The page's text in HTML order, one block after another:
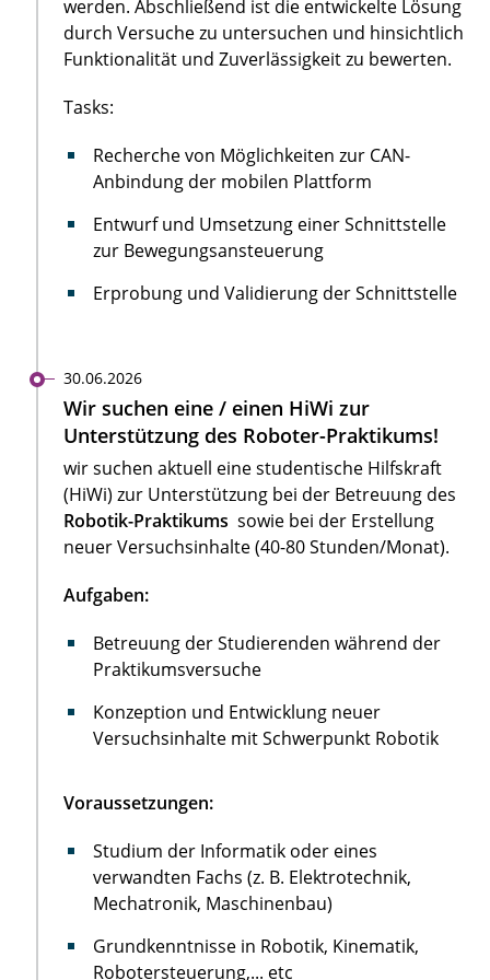
werden. Abschließend ist die entwickelte Lösung
durch Versuche zu untersuchen und hinsichtlich
Funktionalität und Zuverlässigkeit zu bewerten.
Tasks:
Recherche von Möglichkeiten zur CAN-
Anbindung der mobilen Plattform
Entwurf und Umsetzung einer Schnittstelle
zur Bewegungsansteuerung
Erprobung und Validierung der Schnittstelle
30.06.2026
Wir suchen eine / einen HiWi zur
Unterstützung des Roboter-Praktikums!
wir suchen aktuell eine studentische Hilfskraft
(HiWi) zur Unterstützung bei der Betreuung des
Robotik-Praktikums sowie bei der Erstellung
neuer Versuchsinhalte (40-80 Stunden/Monat).
Aufgaben:
Betreuung der Studierenden während der
Praktikumsversuche
Konzeption und Entwicklung neuer
Versuchsinhalte mit Schwerpunkt Robotik
Voraussetzungen:
Studium der Informatik oder eines
verwandten Fachs (z. B. Elektrotechnik,
Mechatronik, Maschinenbau)
Grundkenntnisse in Robotik, Kinematik,
Robotersteuerung,... etc